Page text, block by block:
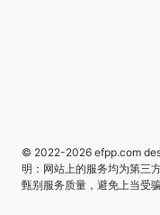
© 2022-2026 efpp.com
明：网站上的服务均为第三
甄别服务质量，避免上当受